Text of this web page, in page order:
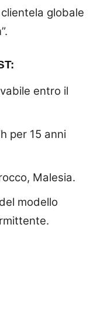
globale
entro il
per 15 anni
Malesia.
modello